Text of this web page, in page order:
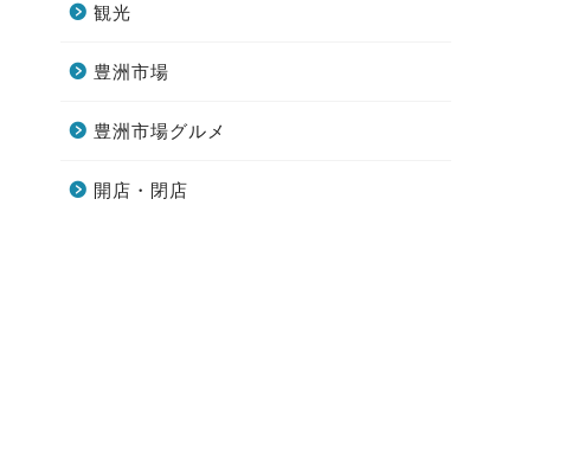
観光
豊洲市場
豊洲市場グルメ
開店・閉店